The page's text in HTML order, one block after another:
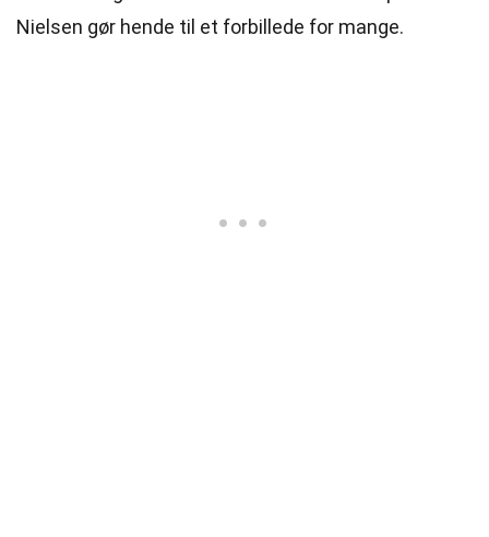
Nielsen gør hende til et forbillede for mange.